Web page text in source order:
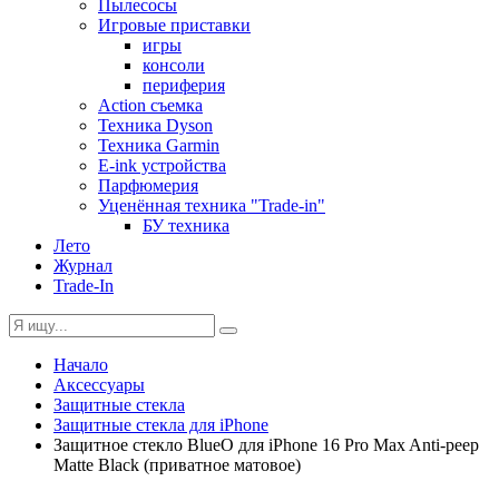
Пылесосы
Игровые приставки
игры
консоли
периферия
Action съемка
Техника Dyson
Техника Garmin
E-ink устройства
Парфюмерия
Уценённая техника "Trade-in"
БУ техника
Лето
Журнал
Trade-In
Начало
Аксессуары
Защитные стекла
Защитные стекла для iPhone
Защитное стекло BlueO для iPhone 16 Pro Max Anti-peep
Matte Black (приватное матовое)